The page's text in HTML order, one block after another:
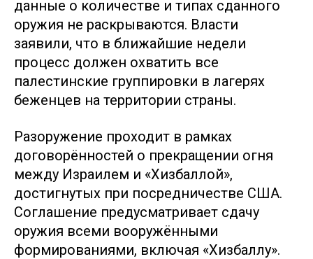
данные о количестве и типах сданного
оружия не раскрываются. Власти
заявили, что в ближайшие недели
процесс должен охватить все
палестинские группировки в лагерях
беженцев на территории страны.
Разоружение проходит в рамках
договорённостей о прекращении огня
между Израилем и «Хизбаллой»,
достигнутых при посредничестве США.
Соглашение предусматривает сдачу
оружия всеми вооружёнными
формированиями, включая «Хизбаллу».